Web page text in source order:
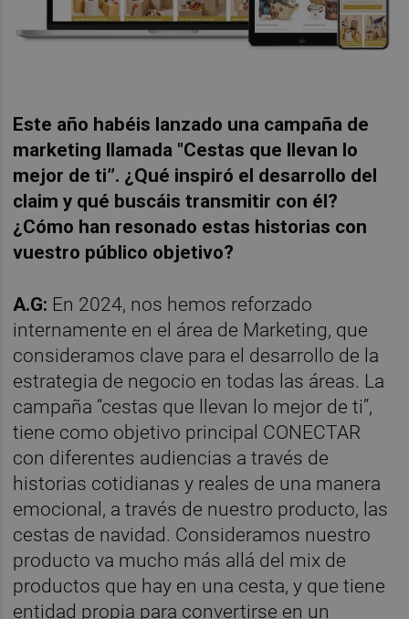
Este año habéis lanzado una campaña de
marketing llamada "Cestas que llevan lo
mejor de ti”. ¿ Qué inspiró el desarrollo del
claim y qué buscáis transmitir con él?
¿Cómo han resonado estas historias con
vuestro público objetivo?
A.G: En 2024, nos hemos reforzado
internamente en el área de Marketing, que
consideramos clave para el desarrollo de la
estrategia de negocio en todas las áreas. La
campaña “cestas que llevan lo mejor de ti”,
tiene como objetivo principal CONECTAR
con diferentes audiencias a través de
historias cotidianas y reales de una manera
emocional, a través de nuestro producto, las
cestas de navidad. Consideramos nuestro
producto va mucho más allá del mix de
productos que hay en una cesta, y que tiene
entidad propia para convertirse en un